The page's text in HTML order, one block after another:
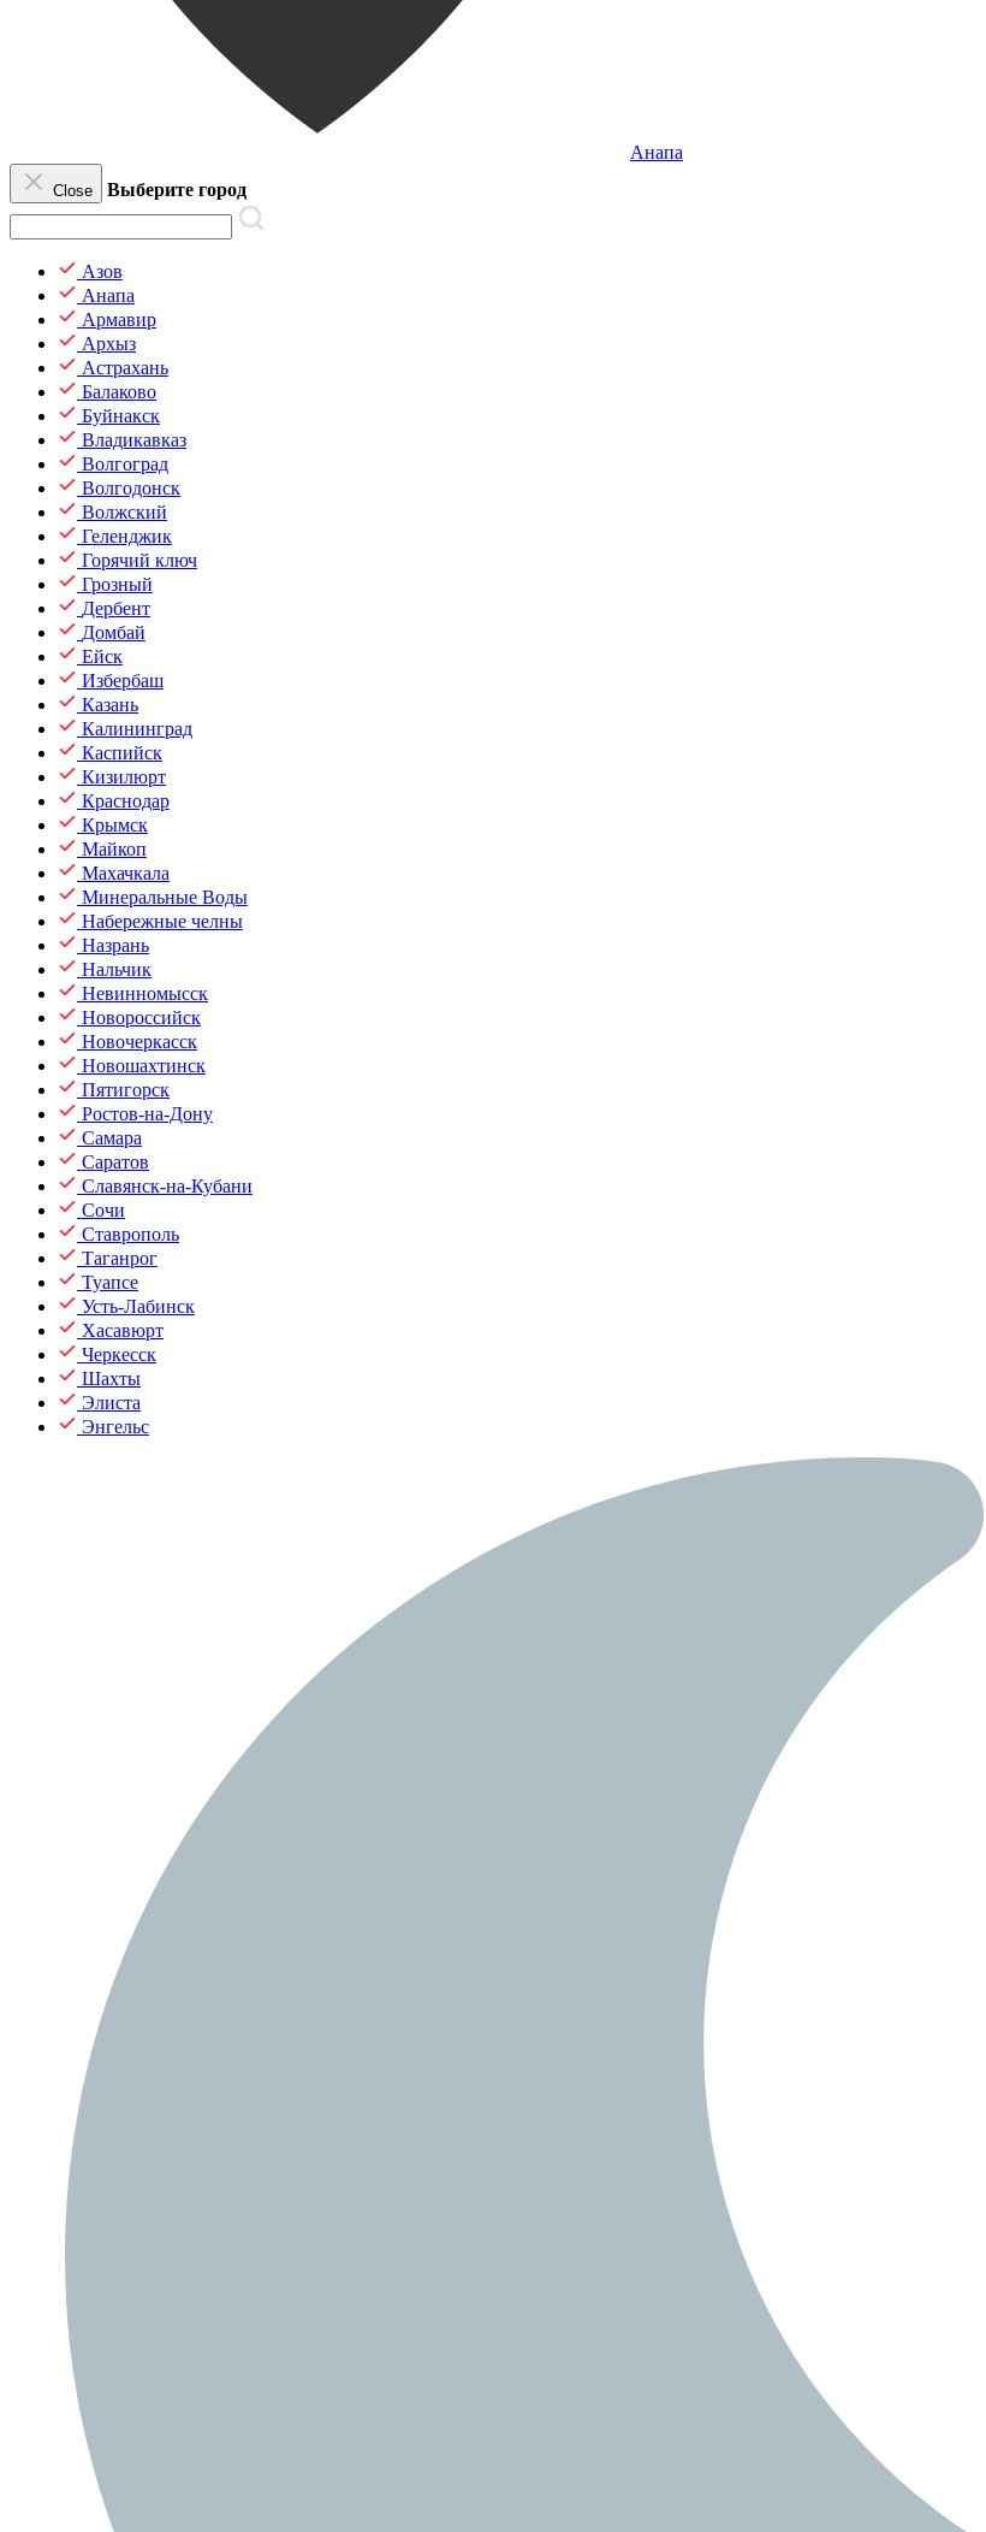
Анапа
Close Выберите город
Азов
Анапа
Армавир
Архыз
Астрахань
Балаково
Буйнакск
Владикавказ
Волгоград
Волгодонск
Волжский
Геленджик
Горячий ключ
Грозный
Дербент
Домбай
Ейск
Избербаш
Казань
Калининград
Каспийск
Кизилюрт
Краснодар
Крымск
Майкоп
Махачкала
Минеральные Воды
Набережные челны
Назрань
Нальчик
Невинномысск
Новороссийск
Новочеркасск
Новошахтинск
Пятигорск
Ростов-на-Дону
Самара
Саратов
Славянск-на-Кубани
Сочи
Ставрополь
Таганрог
Туапсе
Усть-Лабинск
Хасавюрт
Черкесск
Шахты
Элиста
Энгельс